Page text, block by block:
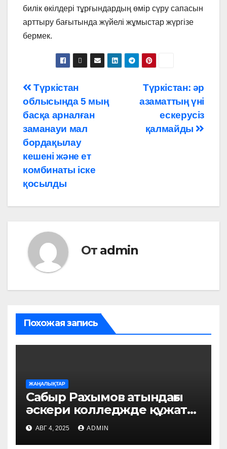
билік өкілдері тұрғындардың өмір сүру сапасын
арттыру бағытында жүйелі жұмыстар жүргізе
бермек.
Навигация
по
записям
Түркістан: әр
азаматтың үні
ескерусіз
қалмайды
Түркістан
облысында 5 мың
басқа арналған
заманауи мал
бордақылау
кешені және ет
комбинаты іске
қосылды
От admin
Похожая запись
ЖАҢАЛЫҚТАР
Сабыр Рахымов атындағы
әскери колледжде құжат
қабылдау басталды
АВГ 4, 2025 ADMIN